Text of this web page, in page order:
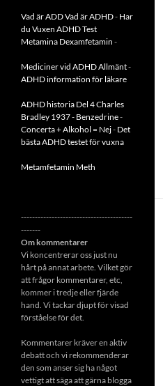
Vad är ADDVad är ADHD- Har
du Vuxen ADHD Test
Metamina Dexamfetamin -
Mediciner vid ADHD Allmänt-
ADHD information för läkare
ADHD historia Del 4 Charles
Bradley 1937 - Benzedrine-
Concerta + Alkohol = Nej- Det
bästa ADHD testet för vuxna
Metamfetamin Meth
----------------------------------------
-------
Om kommentarer
Vi koncentrerar oss just nu
hårt på annat arbete. Vilket gör
att frågor kommentarer, etc,
kommer i tredje eller fjärde
hand. Vi tackar djupt för visad
förståelse för det.
Kommentarer kräver en aktiv
debatt och vi rekommenderar
den som anser sig ha något
vettigt att säga att gärna blogga